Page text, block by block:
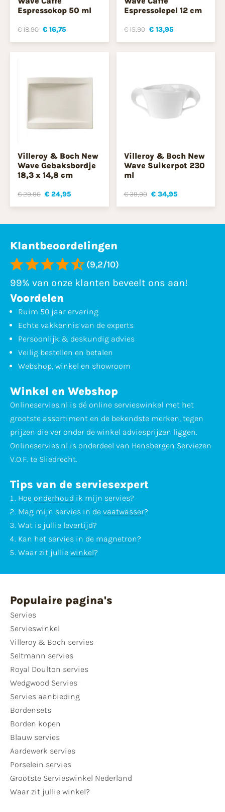
Espressokop 50 ml
€ 18,90 € 16,75
Espressolepel 12 cm
€ 15,90 € 13,95
Villeroy & Boch New
Wave Gebaksbordje
18,3 x 14,8 cm
€ 29,90 € 24,95
Villeroy & Boch New
Wave Suikerpot 230
ml
€ 39,90 € 34,95
Klantbeoordelingen
(9,2/10)
99% van onze klanten beveelt ons aan!
Voordelen
Ruim 50 jaar ervaring
Echte vakkennis van de experts
Persoonlijk & deskundig advies
Veilig bestellen en betalen
Webshop, winkel en showroom
Winkel en Webshop
Onlineservies.nl is dé online servieswinkel met het
grootste assortiment en de bekendste merken, tegen
prijzen die ver onder de winkel adviesprijzen liggen.
Onlineservies.nl is onderdeel van Hensbergen Serviezen
V.O.F. te Sliedrecht.
Tips van de serviesexpert
Hoe onderhoud ik mijn servies?
Mag mijn servies in de vaatwasser?
Wat is jullie levertijd?
Kan het servies in de magnetron?
Waar zit jullie winkel?
Populaire pagina's
Servies
Servieswinkel
Villeroy & Boch servies
Seltmann servies
Royal Doulton servies
Wedgwood Servies
Servies aanbieding
Bordensets
Borden kopen
Blauw servies
Aardewerk servies
Porselein servies
Grootste Servieswinkel Nederland
Waar zit jullie winkel?